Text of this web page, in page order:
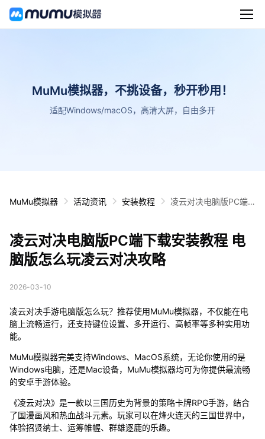
MuMu模拟器，不挑设备，秒开秒用！
适配Windows/macOS，高清大屏，自由多开
MuMu模拟器 活动资讯 安装教程
凌云对决电脑版PC端
凌云对决电脑版PC端下载安装教程 电
脑版怎么玩凌云对决攻略
2026-03-10
凌云对决手游电脑版怎么玩？推荐使用MuMu模拟器，不仅能在电
脑上流畅运行，还支持键位设置、多开运行、高帧率等多种实用功
能。
MuMu模拟器完美支持Windows、MacOS系统，无论你使用的是
Windows电脑，还是Mac设备，MuMu模拟器均可为你提供最流畅
的安卓手游体验。
《凌云对决》是一款以三国历史为背景的策略卡牌RPG手游，结合
了国漫画风和热血战斗元素。玩家可以在烽火连天的三国世界中，
体验招贤纳士、运筹帷幄、群雄逐鹿的乐趣。